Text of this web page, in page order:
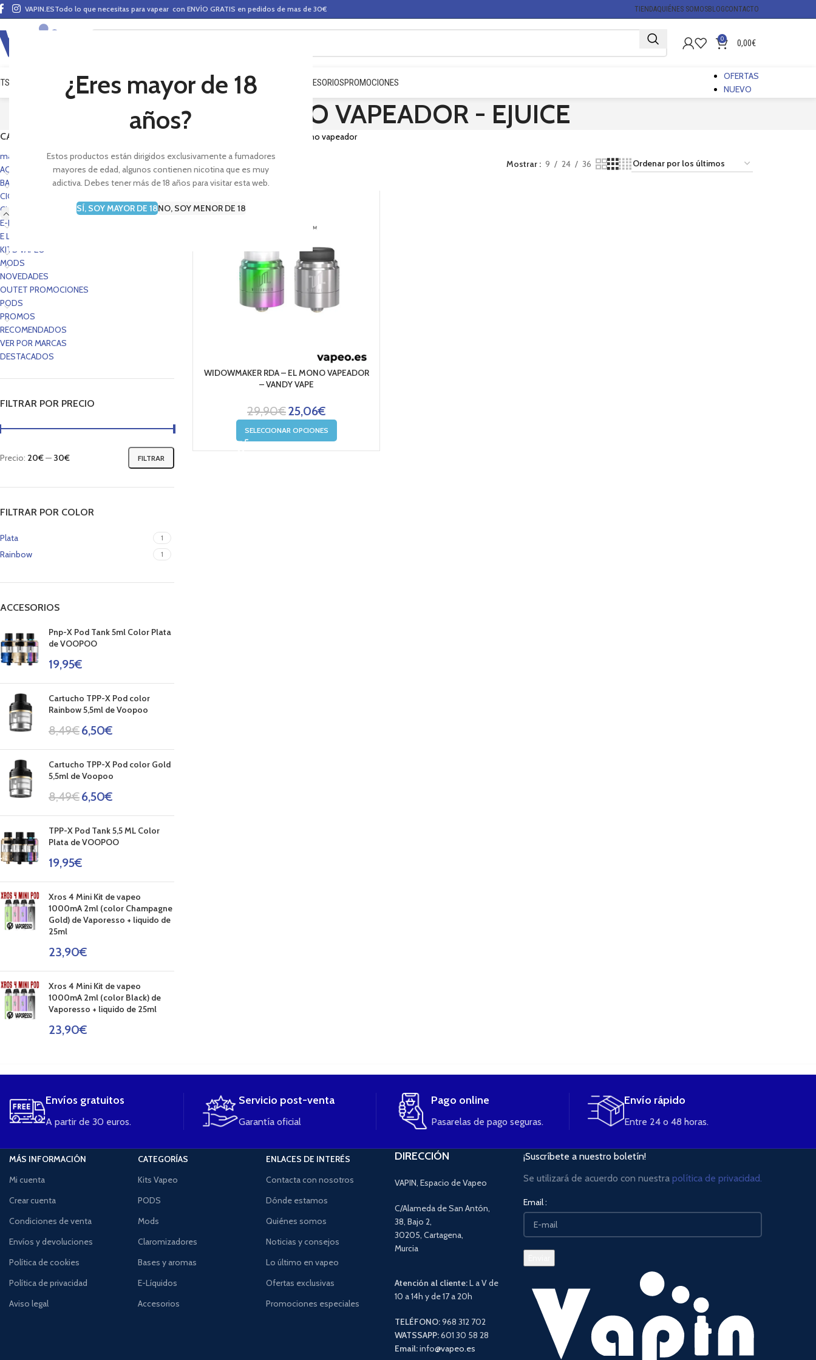
¿Eres mayor de 18
años?
Estos productos están dirigidos exclusivamente a fumadores
mayores de edad, algunos contienen nicotina que es muy
adictiva. Debes tener más de 18 años para visitar esta web.
SÍ, SOY MAYOR DE 18NO, SOY MENOR DE 18
VAPIN.ESTodo lo que necesitas para vapear con ENVÍO GRATIS en pedidos de mas de 30€ TIENDAQUIÉNES SOMOSBLOGCONTACTO
0 0,00€
VAPEO MODS CLAROMIZADORES BASES Y AROMAS (ALQUIMIA) ACCESORIOSPROMOCIONES
OFERTAS
NUEVO
EL MONO VAPEADOR - EJUICE
CATEGORÍAS
mas vendidos portada
ACCESORIOS
BASES Y AROMAS
CIG. E-PEN STYLE
CLAROMIZADORES
E-LÍQUIDOS
E LIQUIDS PORTADA
KITS VAPEO
MODS
NOVEDADES
OUTET PROMOCIONES
PODS
PROMOS
RECOMENDADOS
VER POR MARCAS
DESTACADOS
FILTRAR POR PRECIO
FILTRAR
Precio: 20€— 30€
FILTRAR POR COLOR
Plata 1
Rainbow 1
ACCESORIOS
Pnp-X Pod Tank 5ml Color Plata
de VOOPOO
19,95€
Cartucho TPP-X Pod color
Rainbow 5,5ml de Voopoo
8,49€6,50€
Cartucho TPP-X Pod color Gold
5,5ml de Voopoo
8,49€6,50€
TPP-X Pod Tank 5,5 ML Color
Plata de VOOPOO
19,95€
Xros 4 Mini Kit de vapeo
1000mA 2ml (color Champagne
Gold) de Vaporesso + liquido de
25ml
23,90€
Xros 4 Mini Kit de vapeo
1000mA 2ml (color Black) de
Vaporesso + liquido de 25ml
23,90€
Productos para vapeo de el mono vapeador
Mostrar 9 24 36
-16%
WIDOWMAKER RDA – EL MONO VAPEADOR
– VANDY VAPE
29,90€25,06€
SELECCIONAR OPCIONES
Envíos gratuitos
A partir de 30 euros.
Servicio post-venta
Garantía oficial
Pago online
Pasarelas de pago seguras.
Envío rápido
Entre 24 o 48 horas.
MÁS INFORMACIÓN
Mi cuenta
Crear cuenta
Condiciones de venta
Envíos y devoluciones
Política de cookies
Política de privacidad
Aviso legal
CATEGORÍAS
Kits Vapeo
PODS
Mods
Claromizadores
Bases y aromas
E-Líquidos
Accesorios
ENLACES DE INTERÉS
Contacta con nosotros
Dónde estamos
Quiénes somos
Noticias y consejos
Lo último en vapeo
Ofertas exclusivas
Promociones especiales
DIRECCIÓN
VAPIN, Espacio de Vapeo
C/Alameda de San Antón,
38, Bajo 2,
30205, Cartagena,
Murcia
Atención al cliente:L a V de
10 a 14h y de 17 a 20h
TELÉFONO:968 312 702
WATSSAPP:601 30 58 28
Email:info@vapeo.es
¡Suscríbete a nuestro boletín!
Se utilizará de acuerdo con nuestra política de privacidad.
Email :